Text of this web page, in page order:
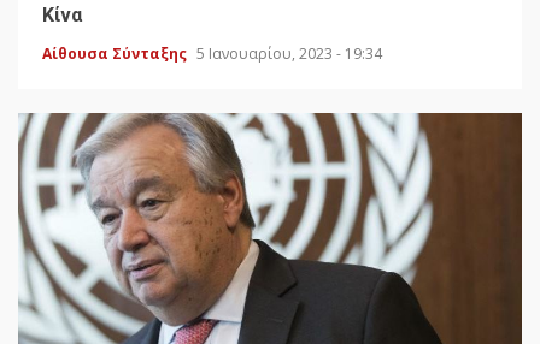
Κίνα
Αίθουσα Σύνταξης 5 Ιανουαρίου, 2023 - 19:34